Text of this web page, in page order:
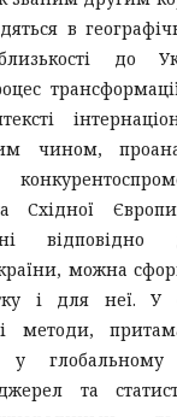
в
до
чином,
Східної
відповідно
можна
і для неї. У
методи,
у глобальному
та